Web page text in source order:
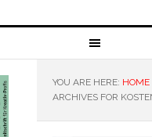
YOU ARE HERE: HOME
ARCHIVES FOR